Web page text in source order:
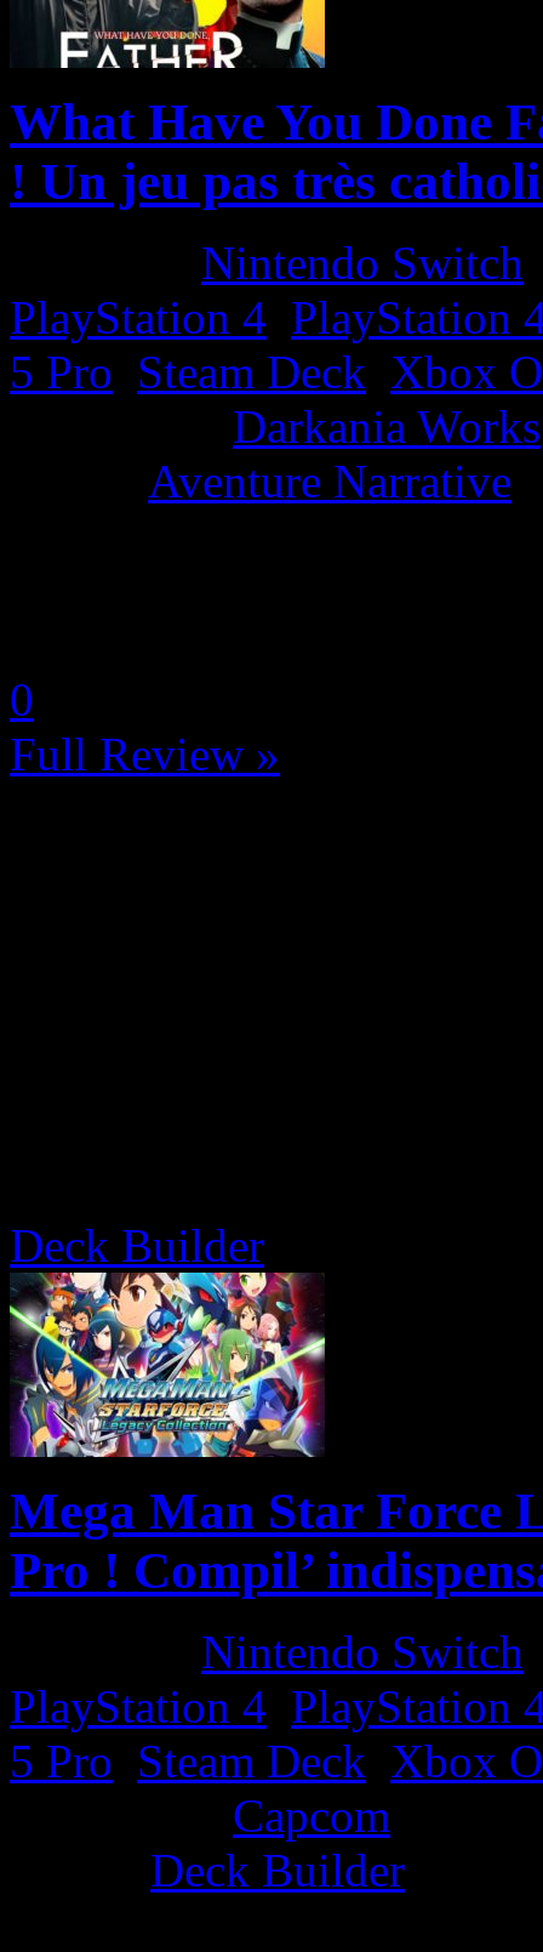
What Have You Done
! Un jeu pas très
Nintendo Switch
PlayStation 4 PlayStation
5 Pro Steam Deck Xbox
Darkania Works
Aventure Narrative
0
Full Review »
Deck Builder
Mega Man Star Force
Pro ! Compil’
Nintendo Switch
PlayStation 4 PlayStation
5 Pro Steam Deck Xbox
Capcom
Deck Builder